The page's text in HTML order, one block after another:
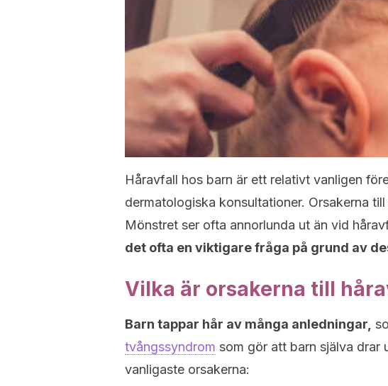
Håravfall hos barn är ett relativt vanligen
dermatologiska konsultationer. Orsakerna
Mönstret ser ofta annorlunda ut än vid
det ofta en viktigare fråga på grund av
Vilka är orsakerna till
Barn tappar hår av många anledningar,
tvångssyndrom som gör att barn själva drar
vanligaste orsakerna: